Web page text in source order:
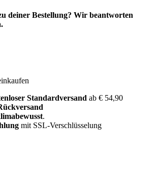
deiner Bestellung? Wir beantworten
Standardversand ab € 54,90
.
mit SSL-Verschlüsselung